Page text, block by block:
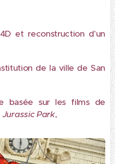
et reconstruction d'un
de la ville de San
basée sur les films de
Jurassic Park,